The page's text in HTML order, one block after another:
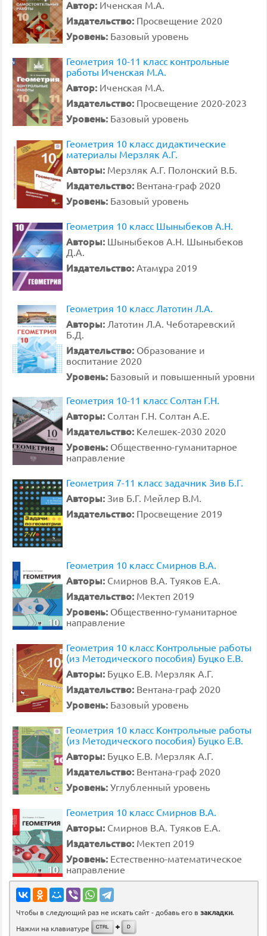
Автор: Иченская М.А.
Издательство: Просвещение 2020
Уровень: Базовый уровень
Геометрия 10-11 класс контрольные
работы Иченская М.А.
Автор: Иченская М.А.
Издательство: Просвещение 2020-2023
Уровень: Базовый уровень
Геометрия 10 класс дидактические
материалы Мерзляк А.Г.
Авторы: Мерзляк А.Г. Полонский В.Б.
Издательство: Вентана-граф 2020
Уровень: Базовый уровень
Геометрия 10 класс Шыныбеков А.Н.
Авторы: Шыныбеков А.Н. Шыныбеков
Д.А.
Издательство: Атамұра 2019
Геометрия 10 класс Латотин Л.А.
Авторы: Латотин Л.А. Чеботаревский
Б.Д.
Издательство: Образование и
воспитание 2020
Уровень: Базовый и повышенный уровни
Геометрия 10-11 класс Солтан Г.Н.
Авторы: Солтан Г.Н. Солтан А.Е.
Издательство: Келешек-2030 2020
Уровень: Общественно-гуманитарное
направление
Геометрия 7-11 класс задачник Зив Б.Г.
Авторы: Зив Б.Г. Мейлер В.М.
Издательство: Просвещение 2019
Геометрия 10 класс Смирнов В.А.
Авторы: Смирнов В.А. Туяков Е.А.
Издательство: Мектеп 2019
Уровень: Общественно-гуманитарное
направление
Геометрия 10 класс Контрольные работы
(из Методического пособия) Буцко Е.В.
Авторы: Буцко Е.В. Мерзляк А.Г.
Издательство: Вентана-граф 2020
Уровень: Базовый уровень
Геометрия 10 класс Контрольные работы
(из Методического пособия) Буцко Е.В.
Авторы: Буцко Е.В. Мерзляк А.Г.
Издательство: Вентана-граф 2020
Уровень: Углубленный уровень
Геометрия 10 класс Смирнов В.А.
Авторы: Смирнов В.А. Туяков Е.А.
Издательство: Мектеп 2019
Уровень: Естественно-математическое
направление
Чтобы в следующий раз не искать сайт - добавь его в закладки.
Нажми на клавиатуре